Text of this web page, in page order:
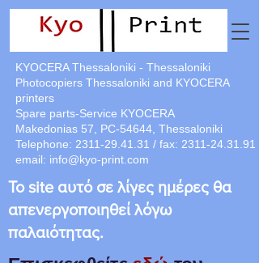
KYOCERA Thessaloniki - Thessaloniki
Photocopiers Thessaloniki and KYOCERA
printers
Spare parts-Service KYOCERA
Makedonias 57, PC-54644, Thessaloniki
Telephone: 2311-29.41.31 / fax: 2311-24.31.91
email: info@kyo-print.com
Το site αυτό σε λίγες ημέρες θα
απενεργοποιηθεί λόγω
παλαιότητας.